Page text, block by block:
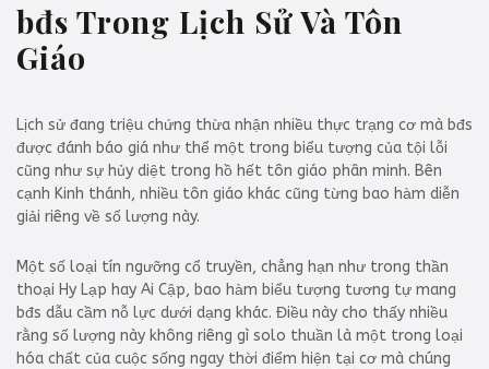
bđs Trong Lịch Sử Và Tôn
Giáo
Lịch sử đang triệu chứng thừa nhận nhiều thực trạng cơ mà bđs
được đánh báo giá như thể một trong biểu tượng của tội lỗi
cũng như sự hủy diệt trong hồ hết tôn giáo phân minh. Bên
cạnh Kinh thánh, nhiều tôn giáo khác cũng từng bao hàm diễn
giải riêng về số lượng này.
Một số loại tín ngưỡng cổ truyền, chẳng hạn như trong thần
thoại Hy Lạp hay Ai Cập, bao hàm biểu tượng tương tự mang
bđs dẫu cầm nỗ lực dưới dạng khác. Điều này cho thấy nhiều
rằng số lượng này không riêng gì solo thuần là một trong loại
hóa chất của cuộc sống ngay thời điểm hiện tại cơ mà chúng